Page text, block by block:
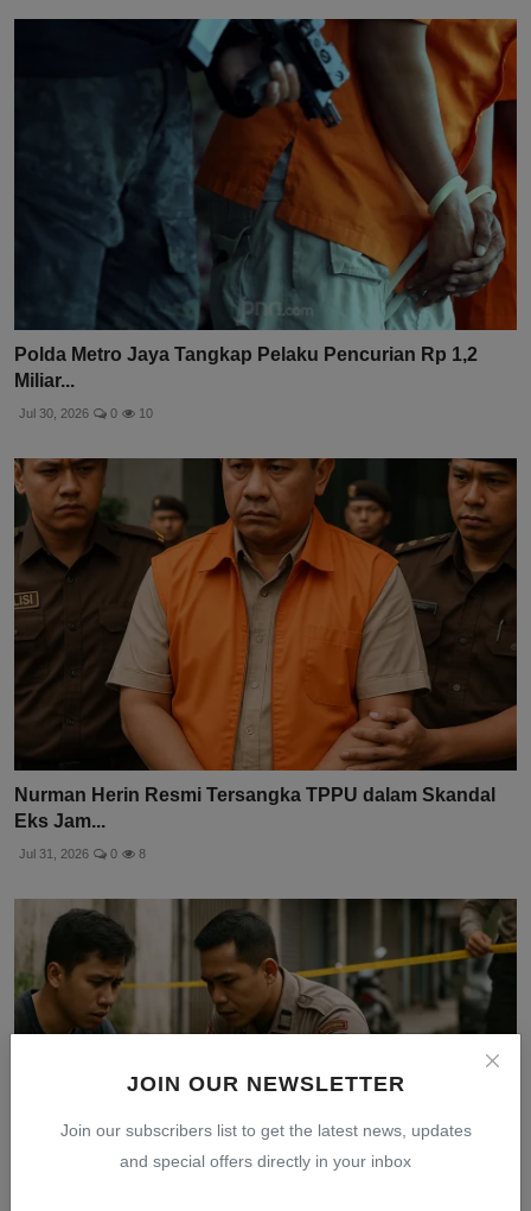
JOIN OUR NEWSLETTER
Join our subscribers list to get the latest news, updates
and special offers directly in your inbox
Polda Metro Jaya Tangkap Pelaku Pencurian Rp 1,2
Miliar...
Jul 30, 2026 0 10
Nurman Herin Resmi Tersangka TPPU dalam Skandal
Eks Jam...
Jul 31, 2026 0 8